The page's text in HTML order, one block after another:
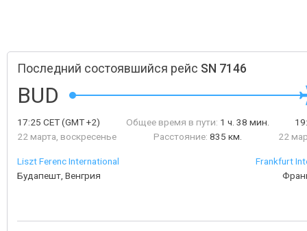
Последний состоявшийся рейс SN 7146
BUD
17:25 CET(GMT +2)
22 марта, воскресенье
Общее время в пути: 1 ч. 38 мин.
Расстояние: 835 км.
22
Liszt Ferenc International
Будапешт, Венгрия
Frankfurt